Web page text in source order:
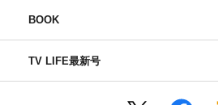
BOOK
TV LIFE最新号